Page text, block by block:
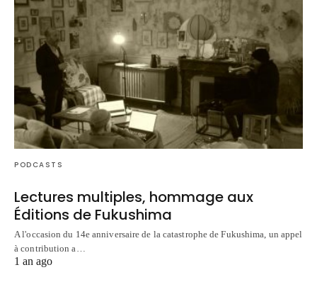
PODCASTS
Lectures multiples, hommage aux
Éditions de Fukushima
A l'occasion du 14e anniversaire de la catastrophe de Fukushima, un appel
à contribution a…
1 an ago